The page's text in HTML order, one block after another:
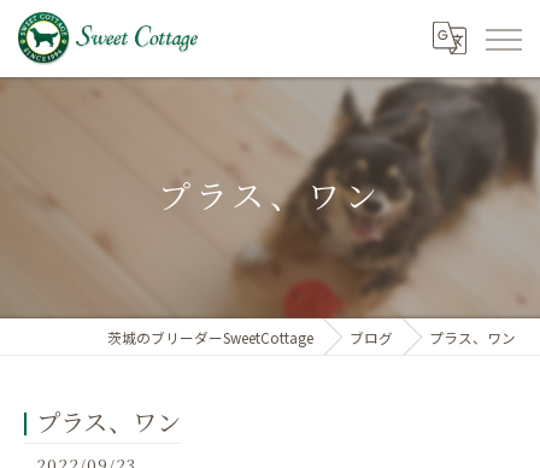
プラス、ワン
茨城のブリーダーSweetCottage ブログ プラス、ワン
プラス、ワン